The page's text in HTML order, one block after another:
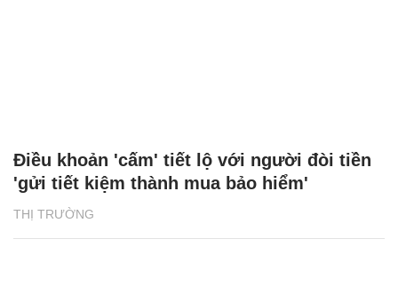
THỊ TRƯỜNG
Điều khoản 'cấm' tiết lộ với người đòi tiền
'gửi tiết kiệm thành mua bảo hiểm'